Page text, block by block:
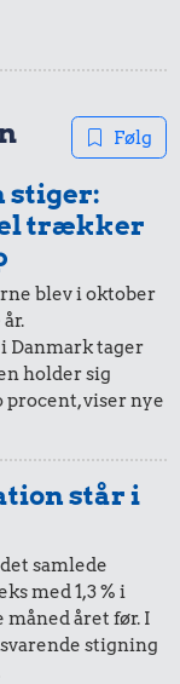
= 219,-
i dag
= 44,-
= 22,-
i dag
0,44,-
= 0,22,-
i dag
Følg
stiger:
el trækker
blev i oktober
Danmark tager
holder sig
procent, viser nye
står i
samlede
med 1,3 % i
året før. I
stigning